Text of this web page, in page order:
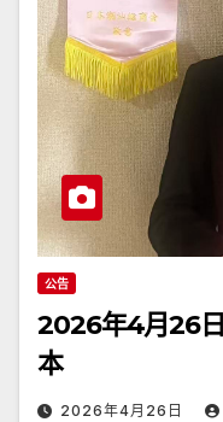
公告
2026年4月26
本
2026年4月26日